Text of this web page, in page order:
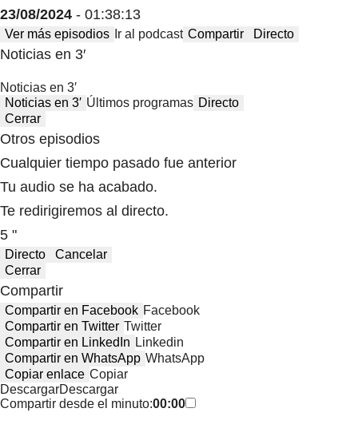
23/08/2024 - 01:38:13
Ver más episodios Ir al podcast Compartir Directo
Noticias en 3′
Noticias en 3′
Noticias en 3′ Últimos programas Directo
Cerrar
Otros episodios
Cualquier tiempo pasado fue anterior
Tu audio se ha acabado.
Te redirigiremos al directo.
5 "
Directo
Cancelar
Cerrar
Compartir
Compartir en Facebook Facebook
Compartir en Twitter Twitter
Compartir en LinkedIn Linkedin
Compartir en WhatsApp WhatsApp
Copiar enlace Copiar
DescargarDescargar
Compartir desde el minuto:00:00